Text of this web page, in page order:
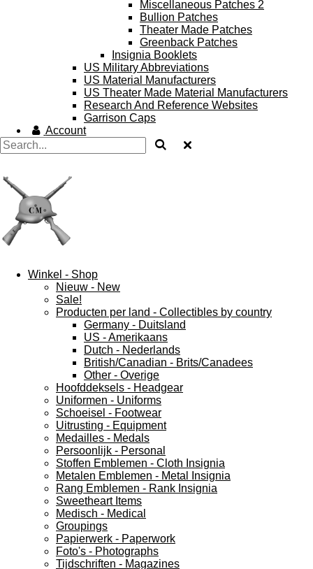
Miscellaneous Patches 2
Bullion Patches
Theater Made Patches
Greenback Patches
Insignia Booklets
US Military Abbreviations
US Material Manufacturers
US Theater Made Material Manufacturers
Research And Reference Websites
Garrison Caps
Account
Winkel - Shop
Nieuw - New
Sale!
Producten per land - Collectibles by country
Germany - Duitsland
US - Amerikaans
Dutch - Nederlands
British/Canadian - Brits/Canadees
Other - Overige
Hoofddeksels - Headgear
Uniformen - Uniforms
Schoeisel - Footwear
Uitrusting - Equipment
Medailles - Medals
Persoonlijk - Personal
Stoffen Emblemen - Cloth Insignia
Metalen Emblemen - Metal Insignia
Rang Emblemen - Rank Insignia
Sweetheart Items
Medisch - Medical
Groupings
Papierwerk - Paperwork
Foto's - Photographs
Tijdschriften - Magazines